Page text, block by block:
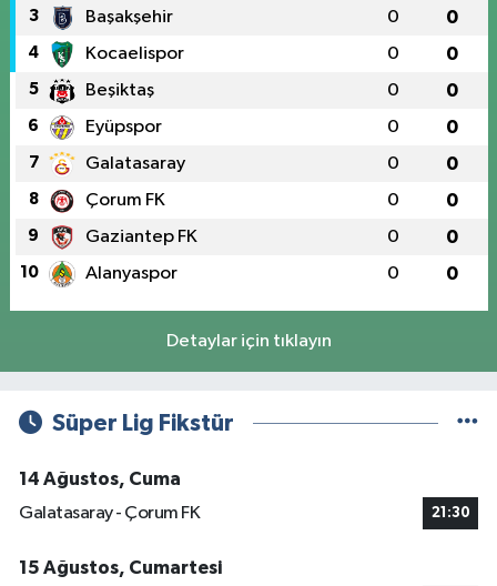
3 Başakşehir 0 0
4 Kocaelispor 0 0
5 Beşiktaş 0 0
6 Eyüpspor 0 0
7 Galatasaray 0 0
8 Çorum FK 0 0
9 Gaziantep FK 0 0
10 Alanyaspor 0 0
Detaylar için tıklayın
Süper Lig Fikstür
14 Ağustos, Cuma
Galatasaray - Çorum FK
21:30
15 Ağustos, Cumartesi